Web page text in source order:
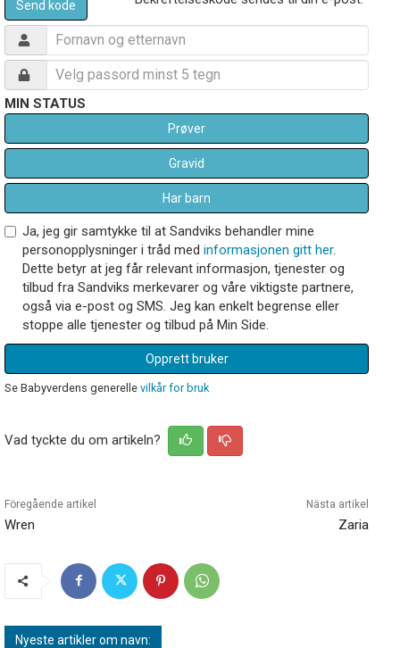
Send kode
MIN STATUS
Prøver
Gravid
Har barn
Ja, jeg gir samtykke til at Sandviks behandler mine
personopplysninger i tråd med informasjonen gitt her.
Dette betyr at jeg får relevant informasjon, tjenester og
tilbud fra Sandviks merkevarer og våre viktigste partnere,
også via e-post og SMS. Jeg kan enkelt begrense eller
stoppe alle tjenester og tilbud på Min Side.
Opprett bruker
Se Babyverdens generelle vilkår for bruk
Vad tyckte du om artikeln?
Föregående artikel
Wren
Nästa artikel
Zaria
Nyeste artikler om navn: